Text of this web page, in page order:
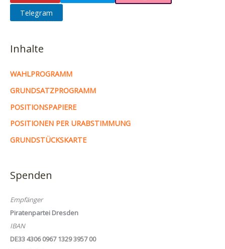
Telegram
Inhalte
WAHLPROGRAMM
GRUNDSATZPROGRAMM
POSITIONSPAPIERE
POSITIONEN PER URABSTIMMUNG
GRUNDSTÜCKSKARTE
Spenden
Empfänger
Piratenpartei Dresden
IBAN
DE33 4306 0967 1329 3957 00